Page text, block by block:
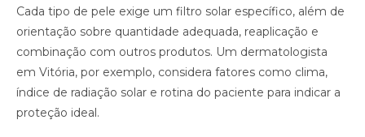
Cada tipo de pele exige um filtro solar específico, além de
orientação sobre quantidade adequada, reaplicação e
combinação com outros produtos. Um dermatologista
em Vitória, por exemplo, considera fatores como clima,
índice de radiação solar e rotina do paciente para indicar a
proteção ideal.